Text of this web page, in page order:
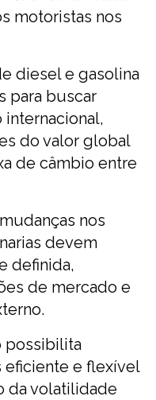
motoristas nos
diesel e gasolina
para buscar
do valor global
de câmbio entre
nos
devem
definida,
de mercado e
possibilita
eficiente e flexível
da volatilidade